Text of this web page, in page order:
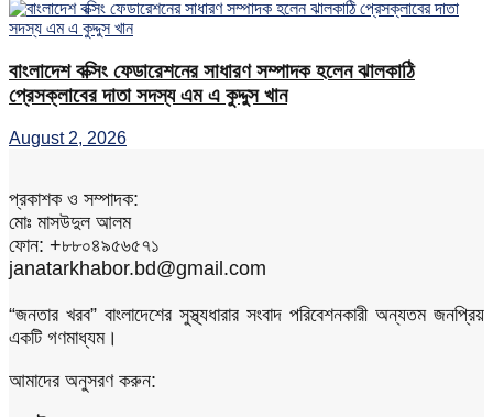
বাংলাদেশ বক্সিং ফেডারেশনের সাধারণ সম্পাদক হলেন ঝালকাঠি
প্রেসক্লাবের দাতা সদস্য এম এ কুদ্দুস খান
August 2, 2026
প্রকাশক ও সম্পাদক:
মোঃ মাসউদুল আলম
ফোন: +৮৮০৪৯৫৬৫৭১
janatarkhabor.bd@gmail.com
“জনতার খরব” বাংলাদেশের সুস্থ্যধারার সংবাদ পরিবেশনকারী অন্যতম জনপ্রিয়
একটি গণমাধ্যম।
আমাদের অনুসরণ করুন: